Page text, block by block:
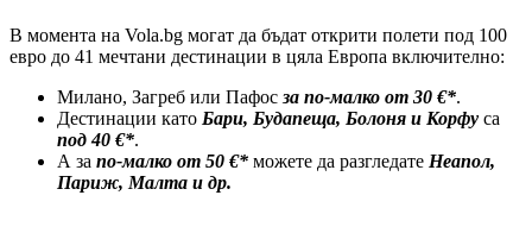
В момента на Vola.bg могат да бъдат открити полети под 100
евро до 41 мечтани дестинации в цяла Европа включително:
Милано, Загреб или Пафос за по-малко от 30 €*.
Дестинации като Бари, Будапеща, Болоня и Корфу са
под 40 €*.
А за по-малко от 50 €* можете да разгледате Неапол,
Париж, Малта и др.